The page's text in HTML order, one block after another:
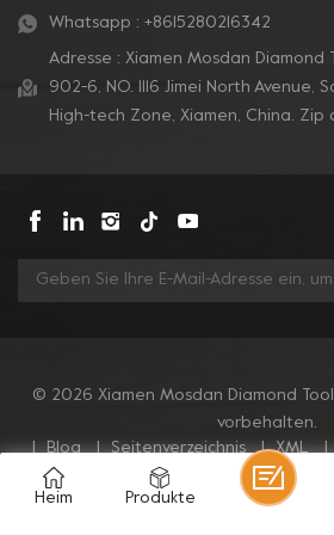
Bodenmaschine zu
passen.
Whatsapp : +8615280216342
Adresse : Xiamen Mosdan Diamond
902-6, NO. 1116 Jimei North Avenue,
High-tech Zone, Xiamen, China. Zip
© 2026 Xiamen Mosdan Diamond
vorbehalten.
|
Blog | Seitenverzeichnis | XML |
Heim Produkte